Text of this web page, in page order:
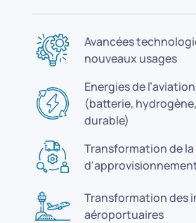
Avancées
nouveaux usages
Energies de
(batterie,
durable)
Transformation de
Transformation des
aéroportuaires